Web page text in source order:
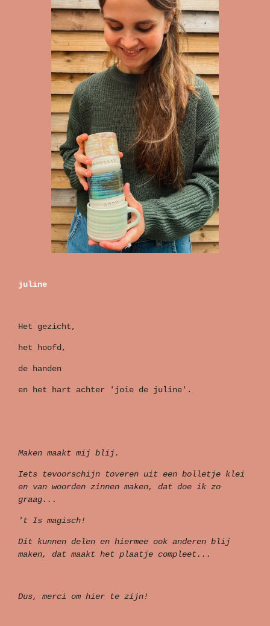
juline
Het gezicht,
het hoofd,
de handen
en het hart achter 'joie de juline'.
Maken maakt mij blij.
Iets tevoorschijn toveren uit een bolletje klei
en van woorden zinnen maken, dat doe ik zo
graag...
't Is magisch!
Dit kunnen delen en hiermee ook anderen blij
maken, dat maakt het plaatje compleet...
Dus, merci om hier te zijn!